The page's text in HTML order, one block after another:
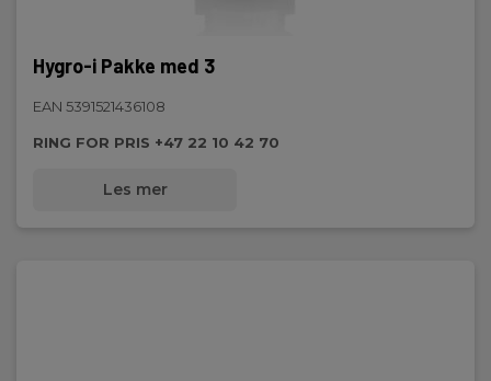
Hygro-i Pakke med 3
EAN 5391521436108
RING FOR PRIS +47 22 10 42 70
Les mer